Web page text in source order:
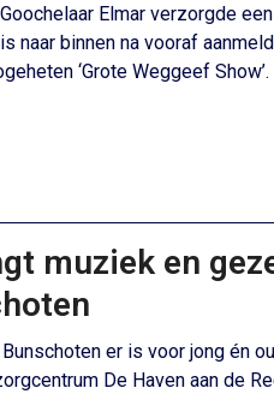
Elmar verzorgde
naar binnen na vooraf
‘Grote Weggeef
muziek en
er is voor jong én
De Haven aan de